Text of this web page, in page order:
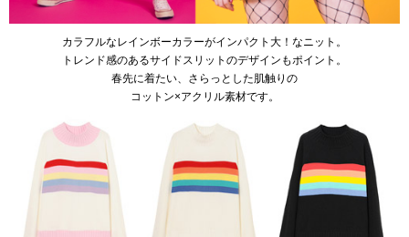
カラフルなレインボーカラーがインパクト大！なニット。
トレンド感のあるサイドスリットのデザインもポイント。
春先に着たい、さらっとした肌触りの
コットン×アクリル素材です。